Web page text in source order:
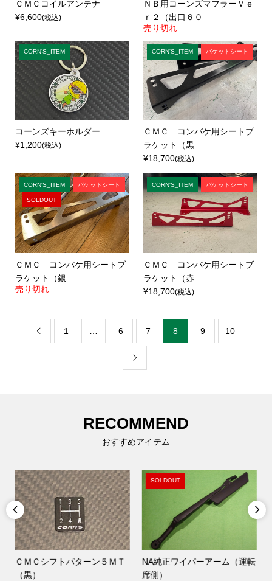
ＣＭＣコイルアンテナ
¥6,600(税込)
ＮＢ用コーンズマフラーＶｅ
ｒ２（出口６０
売り切れ
CORN'S_ITEM
コーンズキーホルダー
¥1,200(税込)
CORN'S_ITEM バケットシート
ＣＭＣ コンバケ用シートブ
ラケット（黒
¥18,700(税込)
CORN'S_ITEM バケットシート
SOLDOUT
ＣＭＣ コンバケ用シートブ
ラケット（銀
売り切れ
CORN'S_ITEM バケットシート
ＣＭＣ コンバケ用シートブ
ラケット（赤
¥18,700(税込)
 1 6 7 8 9 10

RECOMMEND
おすすめアイテム

ＣＭＣシフトパターン５ＭＴ
（黒）
SOLDOUT
NA純正ワイパーアーム（運転
席側）
